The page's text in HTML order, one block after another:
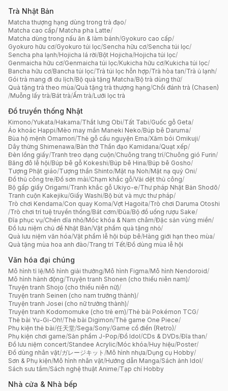
Trà Nhật Bản
Matcha thượng hạng dùng trong trà đạo/
Matcha cao cấp/ Matcha pha Latte/
Matcha dùng trong nấu ăn & làm bánh/Gyokuro cao cấp/
Gyokuro hữu cơ/Gyokuro túi lọc/Sencha hữu cơ/Sencha túi lọc/
Sencha pha lạnh/Hojicha lá rời/Bột Hojicha/Hojicha túi lọc/
Genmaicha hữu cơ/Genmaicha túi lọc/Kukicha hữu cơ/Kukicha túi lọc/
Bancha hữu cơ/Bancha túi lọc/Trà túi lọc hỗn hợp/Trà hòa tan/Trà ủ lạnh/
Gói trà mang đi du lịch/Bộ quà tặng Matcha/Bộ trà dùng thử/
Quà tặng trà theo mùa/Quà tặng trà thượng hạng/Chổi đánh trà (Chasen)
/Muỗng lấy trà/Bát trà/Ấm trà/Lưới lọc trà
Đồ truyền thống Nhật
Kimono/Yukata/Hakama/Thắt lưng Obi/Tất Tabi/Guốc gỗ Geta/
Áo khoác Happi/Mèo may mắn Maneki Neko/Búp bê Daruma/
Bùa hộ mệnh Omamori/Thẻ gỗ cầu nguyện Ema/Xăm bói Omikuji/
Dây thừng Shimenawa/Bàn thờ Thần đạo Kamidana/Quạt xếp/
Đèn lồng giấy/Tranh treo dạng cuộn/Chuông trang trí/Chuông gió Furin/
Băng đô lễ hội/Búp bê gỗ Kokeshi/Búp bê Hina/Búp bê Gosho/
Tượng Phật giáo/Tượng thần Shinto/Mặt nạ Noh/Mặt nạ quỷ Oni/
Đồ thủ công tre/Đồ sơn mài/Chạm khắc gỗ/Vải dệt thủ công/
Bộ gấp giấy Origami/Tranh khắc gỗ Ukiyo-e/Thư pháp Nhật Bản Shodō/
Tranh cuộn Kakejiku/Giấy Washi/Bộ bút và mực thư pháp/
Trò chơi Kendama/Con quay Koma/Vợt Hagoita/Trò chơi Daruma Otoshi
/Trò chơi trí tuệ truyền thống/Bát cơm/Đũa/Bộ đồ uống rượu Sake/
Đĩa phục vụ/Chén dĩa nhỏ/Móc khóa & Nam châm/Đặc sản vùng miền/
Đồ lưu niệm chủ đề Nhật Bản/Vật phẩm quà tặng nhỏ/
Quà lưu niệm văn hóa/Vật phẩm lễ hội búp bê/Hàng giới hạn theo mùa/
Quà tặng mùa hoa anh đào/Trang trí Tết/Đồ dùng mùa lễ hội
Văn hóa đại chúng
Mô hình tỉ lệ/Mô hình giải thưởng/Mô hình Figma/Mô hình Nendoroid/
Mô hình hành động/Truyện tranh Shonen (cho thiếu niên nam)/
Truyện tranh Shojo (cho thiếu niên nữ)/
Truyện tranh Seinen (cho nam trưởng thành)/
Truyện tranh Josei (cho nữ trưởng thành)/
Truyện tranh Kodomomuke (cho trẻ em)/Thẻ bài Pokémon TCG/
Thẻ bài Yu-Gi-Oh!/Thẻ bài Digimon/Thẻ game One Piece/
Phụ kiện thẻ bài/任天堂/Sega/Sony/Game cổ điển (Retro)/
Phụ kiện chơi game/Sản phẩm J-Pop/Đồ Idol/CDs & DVDs/Đĩa than/
Đồ lưu niệm concert/Standee Acrylic/Móc khóa/Huy hiệu/Poster/
Đồ dùng nhân vật/ガレージキット /Mô hình nhựa/Dụng cụ Hobby/
Sơn & Phụ kiện/Mô hình nhân vật/Hướng dẫn Manga/Sách ảnh Idol/
Sách sưu tầm/Sách nghệ thuật Anime/Tạp chí Hobby
Nhà cửa & Nhà bếp